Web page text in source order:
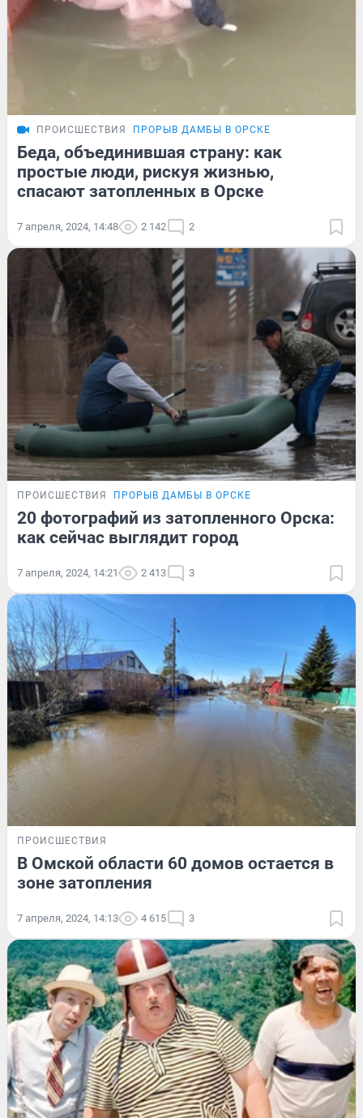
ПРОИСШЕСТВИЯ ПРОРЫВ ДАМБЫ В ОРСКЕ
Беда, объединившая страну: как
простые люди, рискуя жизнью,
спасают затопленных в Орске
7 апреля, 2024, 14:48 2 142 2
ПРОИСШЕСТВИЯ ПРОРЫВ ДАМБЫ В ОРСКЕ
20 фотографий из затопленного Орска:
как сейчас выглядит город
7 апреля, 2024, 14:21 2 413 3
ПРОИСШЕСТВИЯ
В Омской области 60 домов остается в
зоне затопления
7 апреля, 2024, 14:13 4 615 3